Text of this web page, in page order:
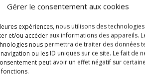
Gérer le consentement aux cookies
expériences, nous utilisons des
et/ou accéder aux informations des appareils.
nous permettra de traiter des données
ou les ID uniques sur ce site. Le fait de
peut avoir un effet négatif sur